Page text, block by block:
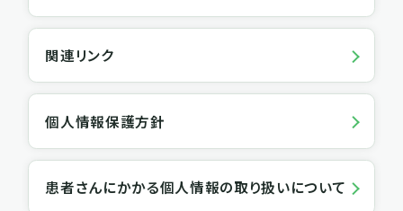
関連リンク
個人情報保護方針
患者さんにかかる個人情報の取り扱いについて